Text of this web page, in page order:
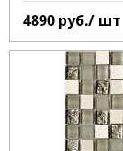
4890 руб./ шт